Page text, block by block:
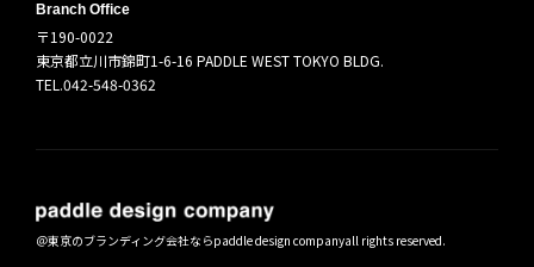
Branch Office
〒190-0022
東京都立川市錦町1-6-16 PADDLE WEST TOKYO BLDG.
TEL.042-548-0362
＠東京のブランディング会社ならpaddle design companyall rights reserved.